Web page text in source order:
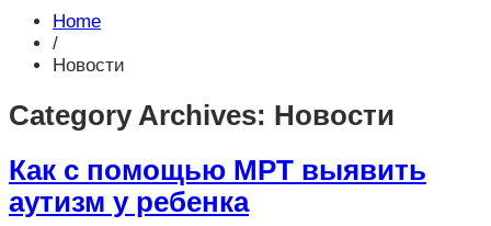
Home
/
Новости
Category Archives: Новости
Как с помощью МРТ выявить
аутизм у ребенка